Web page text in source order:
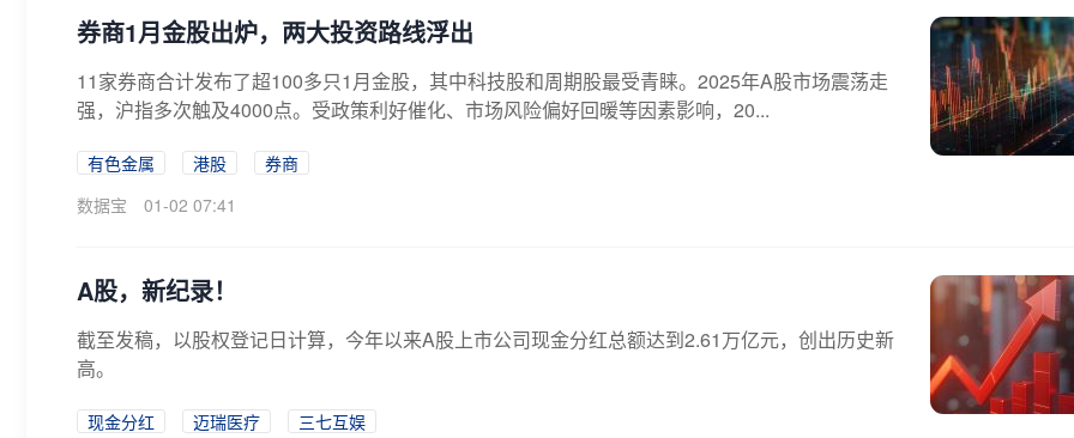
券商1月金股出炉，两大投资路线浮出
11家券商合计发布了超100多只1月金股，其中科技股和周期股最受青睐。2025年A股市场震荡走
强，沪指多次触及4000点。受政策利好催化、市场风险偏好回暖等因素影响，20...
有色金属 港股
券商
数据宝
01-02 07:41
A股，新纪录！
截至发稿，以股权登记日计算，今年以来A股上市公司现金分红总额达到2.61万亿元，创出历史新
高。
现金分红 迈瑞医疗
三七互娱